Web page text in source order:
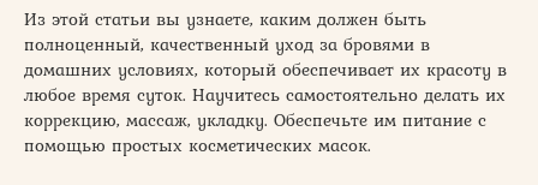
Из этой статьи вы узнаете, каким должен быть
полноценный, качественный уход за бровями в
домашних условиях, который обеспечивает их красоту в
любое время суток. Научитесь самостоятельно делать их
коррекцию, массаж, укладку. Обеспечьте им питание с
помощью простых косметических масок.